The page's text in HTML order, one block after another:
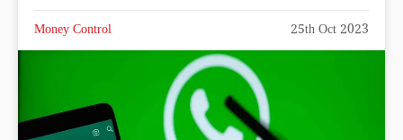
Money Control 25th Oct 2023